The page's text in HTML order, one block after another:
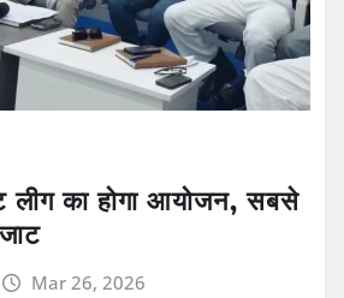
लीग का होगा आयोजन, सबसे
Mar 26, 2026